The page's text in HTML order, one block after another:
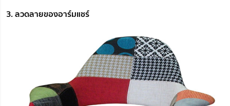
3. ลวดลายของอาร์มแชร์